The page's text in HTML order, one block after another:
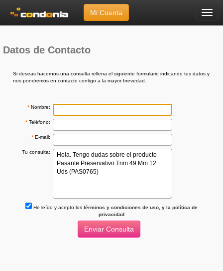
Menú
Mi Cuenta
Envíanos tu Consulta
Datos de Contacto
Si deseas hacernos una consulta rellena el siguiente formulario indicando tus datos y
nos pondremos en contacto contigo a la mayor brevedad.
* Nombre:
* Teléfono:
* E-mail:
Tu consulta:
He leído y acepto los términos y condiciones de uso, y la política de
privacidad